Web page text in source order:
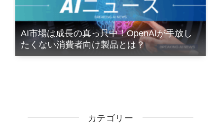
AI市場は成長の真っ只中！OpenAIが手放し
たくない消費者向け製品とは？
カテゴリー